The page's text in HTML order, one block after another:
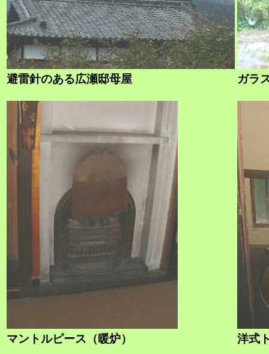
避雷針のある広瀬邸母屋 ガラ
マントルピース（暖炉） 洋式